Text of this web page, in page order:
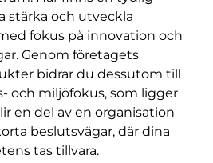
stärka och utveckla
fokus på innovation och
Genom företagets
bidrar du dessutom till
och miljöfokus, som ligger
en del av en organisation
beslutsvägar, där dina
tas tillvara.